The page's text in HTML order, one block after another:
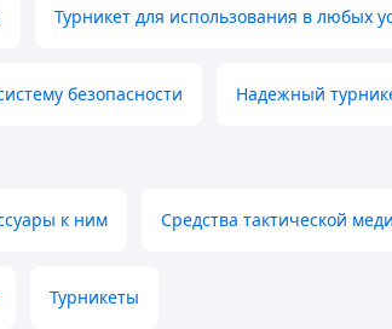
Турникет для использования в любых
безопасности Надежный
к ним Средства тактической
Турникеты